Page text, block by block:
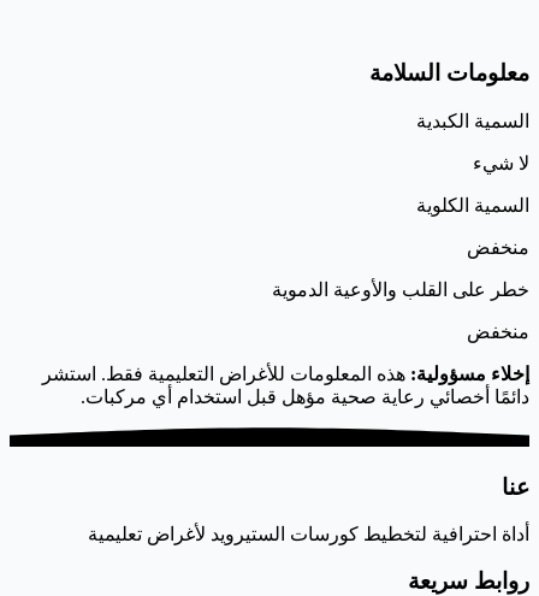
معلومات السلامة
السمية الكبدية
لا شيء
السمية الكلوية
منخفض
خطر على القلب والأوعية الدموية
منخفض
إخلاء مسؤولية: هذه المعلومات للأغراض التعليمية فقط. استشر
دائمًا أخصائي رعاية صحية مؤهل قبل استخدام أي مركبات.
عنا
أداة احترافية لتخطيط كورسات الستيرويد لأغراض تعليمية
روابط سريعة